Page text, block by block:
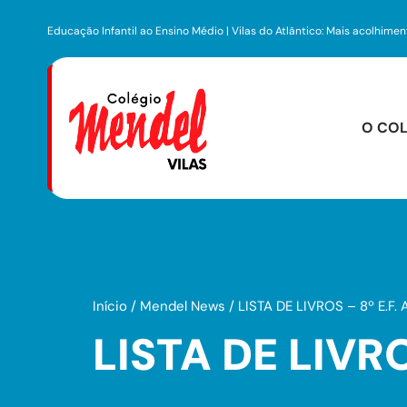
Educação Infantil ao Ensino Médio | Vilas do Atlântico: Mais
O
Início / Mendel News / LISTA DE LIVROS – 8º
LISTA DE